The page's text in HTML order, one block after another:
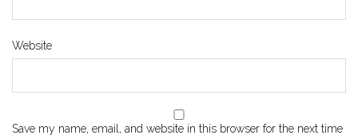
Website
Save my name, email, and website in this browser for the next time